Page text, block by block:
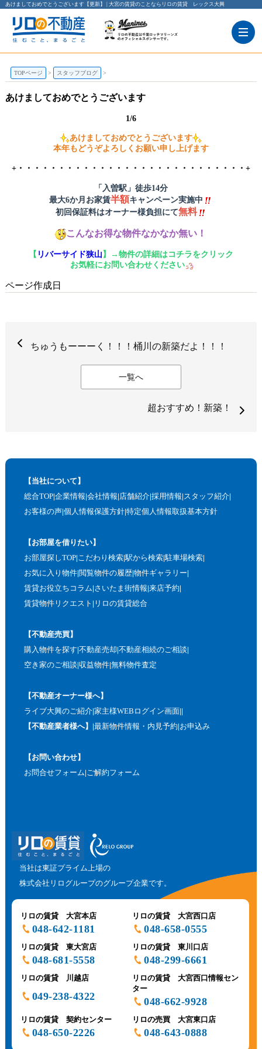
あけましておめでとうございます【更新】 | 大宮の賃貸のことならリロの賃貸 レックス大興
TOPページ スタッフブログ
あけましておめでとうございます
1/6
あけましておめでとうございます
本年もどうぞよろしくお願い申し上げます
+・・・・・・・・・・・・・・・・・・・・・・・・・・・・+
「入曽駅」徒歩14分
最大6か月お家賃半額キャンペーン実施中
初回保証料はオーナー様負担にて無料
こんなお得な物件なかなか無い！
【 リバーサイド狭山 】→物件の詳細はコチラをクリック
お気軽にお問い合わせください
ページ作成日
ちゅうもーーーく！！！桶川の新築だよ！！！
一覧へ
超おすすめ！新築！
【当社について】
総合TOP 企業情報 会社情報 店舗紹介 採用情報 スタッフ紹介
お客様の声 個人情報保護方針 特定個人情報取扱基本方針
【お部屋を借りたい】
お部屋探しTOP こだわり検索 駅から検索 駐車場検索
お気に入り物件 閲覧物件の履歴 物件ギャラリー
賃貸お役立ちコラム さいたま街情報 来店予約
賃貸物件リクエスト リロの賃貸総合
【不動産売買】
購入物件を探す 不動産売却 不動産相続のご相談
空き家のご相談 収益物件 無料物件査定
【不動産オーナー様へ】
ライブ大興のご紹介 家主様WEBログイン画面
【不動産業者様へ】
最新物件情報・内見予約 お申込み
【お問い合わせ】
お問合せフォーム ご解約フォーム
当社は東証プライム上場の
株式会社リログループのグループ企業です。
リロの賃貸 大宮本店
048-642-1181
リロの賃貸 大宮西口店
048-658-0555
リロの賃貸 東大宮店
048-681-5558
リロの賃貸 東川口店
048-299-6661
リロの賃貸 川越店
049-238-4322
リロの賃貸 大宮西口情報セン
ター
048-662-9928
リロの賃貸 契約センター
048-650-2226
リロの売買 大宮東口店
048-643-0888